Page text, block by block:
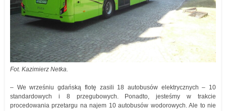
Fot. Kazimierz Netka.
– We wrześniu gdańską flotę zasili 18 autobusów elektrycznych – 10
standardowych i 8 przegubowych. Ponadto, jesteśmy w trakcie
procedowania przetargu na najem 10 autobusów wodorowych. Ale to nie